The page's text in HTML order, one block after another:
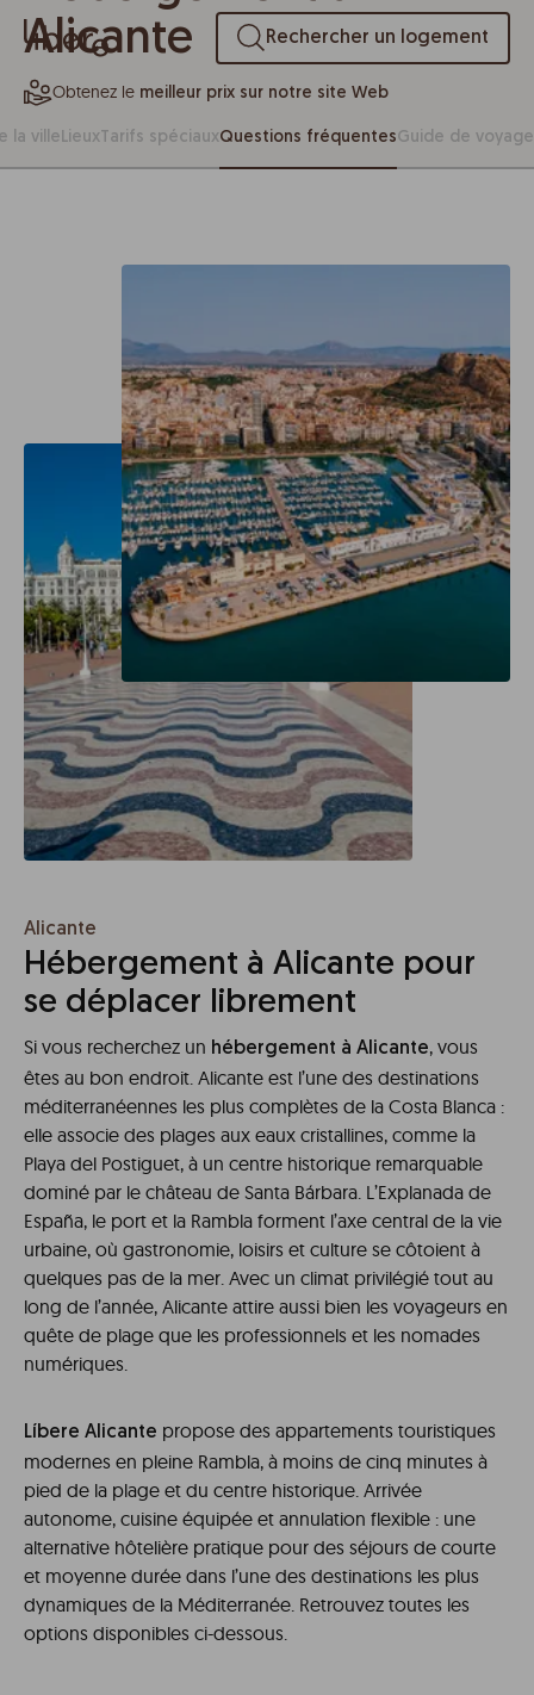
Rechercher un logement
Alicante
Obtenez le meilleur prix sur notre site Web
la villeLieux Tarifs spéciauxQuestions fréquentesGuide de voyage
Alicante
Hébergement à Alicante pour
se déplacer librement
Si vous recherchez un hébergement à Alicante, vous
êtes au bon endroit. Alicante est l’une des destinations
méditerranéennes les plus complètes de la Costa Blanca :
elle associe des plages aux eaux cristallines, comme la
Playa del Postiguet, à un centre historique remarquable
dominé par le château de Santa Bárbara. L’Explanada de
España, le port et la Rambla forment l’axe central de la vie
urbaine, où gastronomie, loisirs et culture se côtoient à
quelques pas de la mer. Avec un climat privilégié tout au
long de l’année, Alicante attire aussi bien les voyageurs en
quête de plage que les professionnels et les nomades
numériques.
Líbere Alicante propose des appartements touristiques
modernes en pleine Rambla, à moins de cinq minutes à
pied de la plage et du centre historique. Arrivée
autonome, cuisine équipée et annulation flexible : une
alternative hôtelière pratique pour des séjours de courte
et moyenne durée dans l’une des destinations les plus
dynamiques de la Méditerranée. Retrouvez toutes les
options disponibles ci-dessous.